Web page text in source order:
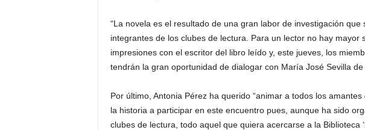
“La novela es el resultado de una gran labor de investigación
integrantes de los clubes de lectura. Para un lector no hay mayor
impresiones con el escritor del libro leído y, este jueves, los
tendrán la gran oportunidad de dialogar con María José Sevilla de
Por último, Antonia Pérez ha querido “animar a todos los
la historia a participar en este encuentro pues, aunque ha sido
clubes de lectura, todo aquel que quiera acercarse a la Biblioteca